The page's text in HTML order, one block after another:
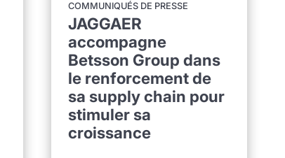
COMMUNIQUÉS DE PRESSE
JAGGAER
accompagne
Betsson Group dans
le renforcement de
sa supply chain pour
stimuler sa
croissance